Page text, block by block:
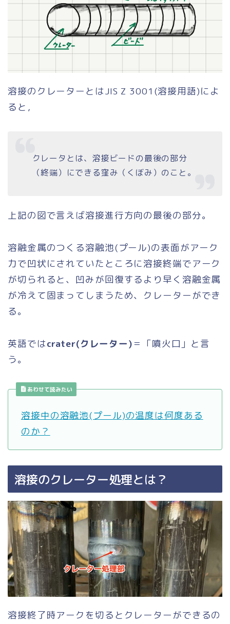
溶接のクレーターとはJIS Z 3001(溶接用語)によ
ると，
クレータとは、溶接ビードの最後の部分
（終端）にできる窪み（くぼみ）のこと。
上記の図で言えば溶接進行方向の最後の部分。
溶融金属のつくる溶融池(プール)の表面がアーク
力で凹状にされていたところに溶接終端でアーク
が切られると、凹みが回復するより早く溶融金属
が冷えて固まってしまうため、クレーターができ
る。
英語ではcrater(クレーター)＝「噴火口」と言
う。
あわせて読みたい
溶接中の溶融池(プール)の温度は何度ある
のか？
溶接のクレーター処理とは？
溶接終了時アークを切るとクレーターができるの